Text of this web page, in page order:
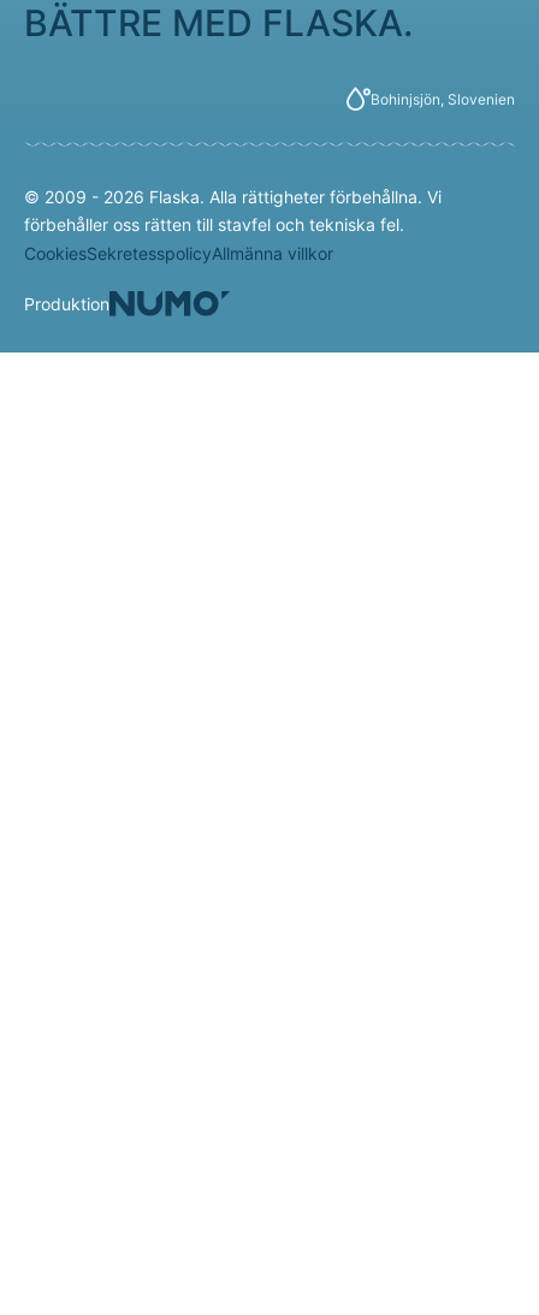
BÄTTRE MED FLASKA.
Bohinjsjön, Slovenien
© 2009 - 2026 Flaska. Alla rättigheter förbehållna. Vi
förbehåller oss rätten till stavfel och tekniska fel.
CookiesSekretesspolicyAllmänna villkor
Produktion